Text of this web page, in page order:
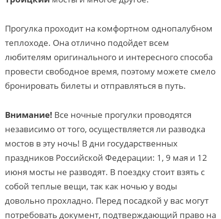
Прогулка проходит на комфортном однопалубном
теплоходе. Она отлично подойдет всем
любителям оригинального и интересного способа
провести свободное время, поэтому можете смело
бронировать билеты и отправляться в путь.
Внимание! Все ночные прогулки проводятся
независимо от того, осуществляется ли разводка
мостов в эту ночь! В дни государственных
праздников Российской Федерации: 1, 9 мая и 12
июня мосты не разводят. В поездку стоит взять с
собой теплые вещи, так как ночью у воды
довольно прохладно. Перед посадкой у вас могут
потребовать документ, подтверждающий право на